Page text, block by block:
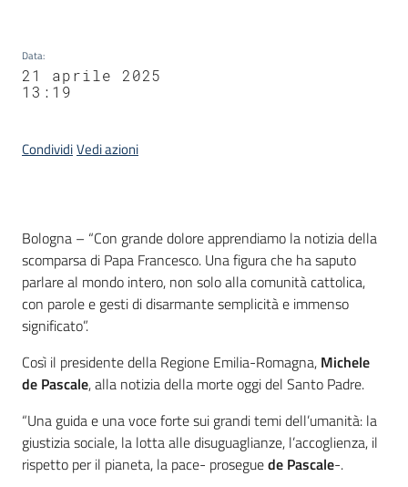
Data:
21 aprile 2025
13:19
CondividiVedi azioni
Contenuto
Bologna – “Con grande dolore apprendiamo la notizia della
scomparsa di Papa Francesco. Una figura che ha saputo
parlare al mondo intero, non solo alla comunità cattolica,
con parole e gesti di disarmante semplicità e immenso
significato”.
Così il presidente della Regione Emilia-Romagna, Michele
de Pascale, alla notizia della morte oggi del Santo Padre.
“Una guida e una voce forte sui grandi temi dell’umanità: la
giustizia sociale, la lotta alle disuguaglianze, l’accoglienza, il
rispetto per il pianeta, la pace- proseguede Pascale-.